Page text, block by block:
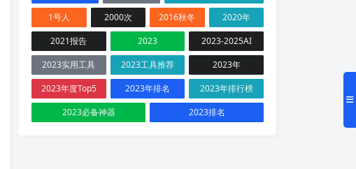
1号人
2000次 2016秋冬
2020年
2021报告
2023
2023-2025AI
2023实用工具
2023工具推荐
2023年
2023年度Top5
2023年排名
2023年排行榜
2023必备神器
2023排名